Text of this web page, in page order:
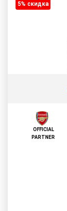
5% cкидка
OFFICIAL
PARTNER